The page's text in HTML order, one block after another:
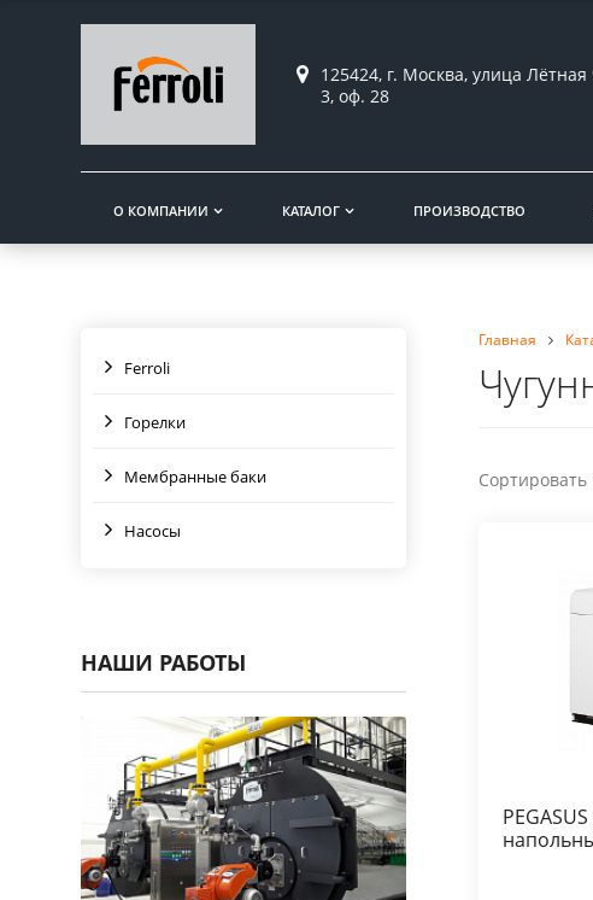
125424, г. Москва, улица Лётная
3, оф. 28
О КОМПАНИИ КАТАЛОГ ПРОИЗВОДСТВО
Ferroli
Горелки
Мембранные баки
Насосы
НАШИ РАБОТЫ
Главная
Сортировать